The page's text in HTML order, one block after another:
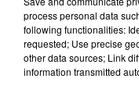
SI TOUT LE
PROCHAINE JE
process personal data
following functionalities:
requested; Use precise
other data sources; Link
information transmitted